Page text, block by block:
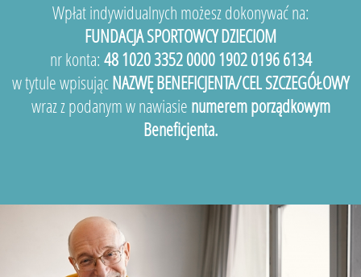
Wpłat indywidualnych możesz dokonywać na:
FUNDACJA SPORTOWCY DZIECIOM
nr konta: 48 1020 3352 0000 1902 0196 6134
w tytule wpisującNAZWĘ BENEFICJENTA/CEL SZCZEGÓŁOWY
wraz z podanym w nawiasie numerem porządkowym
Beneficjenta.